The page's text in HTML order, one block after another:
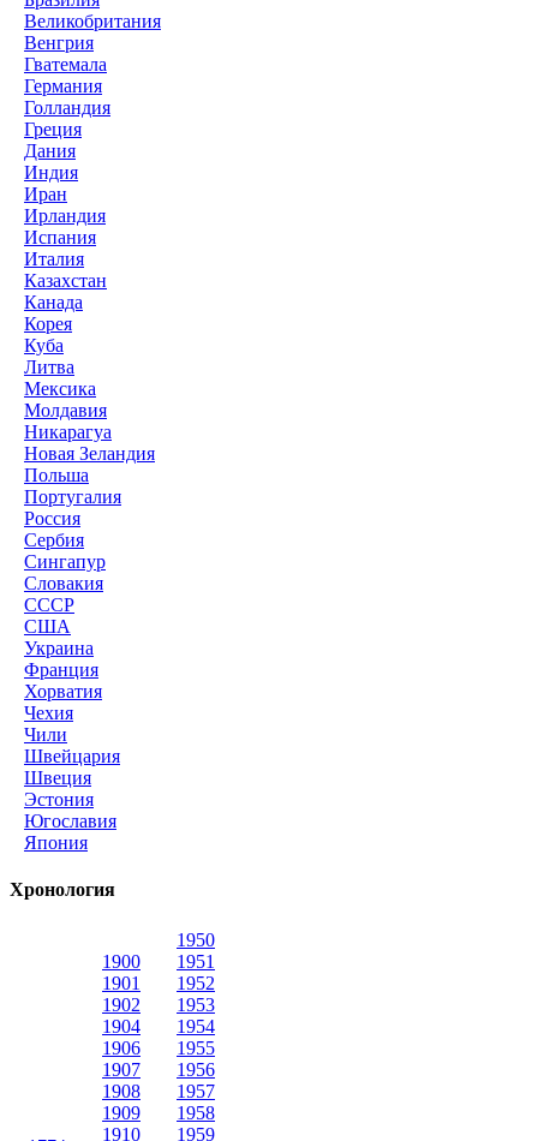
Великобритания
Венгрия
Гватемала
Германия
Голландия
Греция
Дания
Индия
Иран
Ирландия
Испания
Италия
Казахстан
Канада
Корея
Куба
Литва
Мексика
Молдавия
Никарагуа
Новая Зеландия
Польша
Португалия
Россия
Сербия
Сингапур
Словакия
СССР
США
Украина
Франция
Хорватия
Чехия
Чили
Швейцария
Швеция
Эстония
Югославия
Япония
Хронология
1900
1901
1902
1904
1906
1907
1908
1909
1910
1950
1951
1952
1953
1954
1955
1956
1957
1958
1959